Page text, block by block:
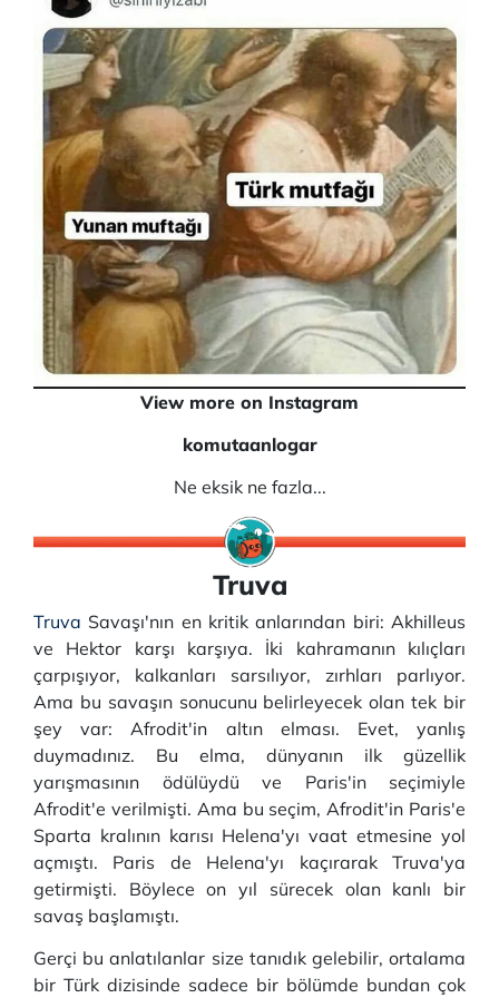
View more on Instagram
komutaanlogar
Ne eksik ne fazla...
Truva
Truva Savaşı'nın en kritik anlarından biri: Akhilleus
ve Hektor karşı karşıya. İki kahramanın kılıçları
çarpışıyor, kalkanları sarsılıyor, zırhları parlıyor.
Ama bu savaşın sonucunu belirleyecek olan tek bir
şey var: Afrodit'in altın elması. Evet, yanlış
duymadınız. Bu elma, dünyanın ilk güzellik
yarışmasının ödülüydü ve Paris'in seçimiyle
Afrodit'e verilmişti. Ama bu seçim, Afrodit'in Paris'e
Sparta kralının karısı Helena'yı vaat etmesine yol
açmıştı. Paris de Helena'yı kaçırarak Truva'ya
getirmişti. Böylece on yıl sürecek olan kanlı bir
savaş başlamıştı.
Gerçi bu anlatılanlar size tanıdık gelebilir, ortalama
bir Türk dizisinde sadece bir bölümde bundan çok